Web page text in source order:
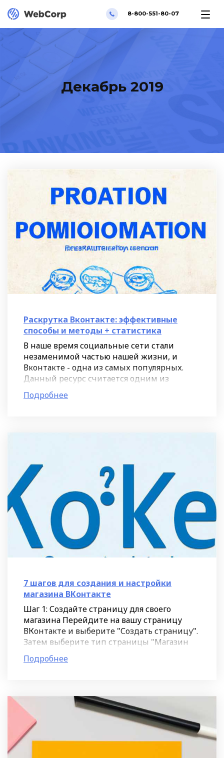
8-800-551-80-07
Декабрь 2019
Раскрутка Вконтакте: эффективные
способы и методы + статистика
В наше время социальные сети стали
незаменимой частью нашей жизни, и
Вконтакте - одна из самых популярных.
Данный ресурс считается одним из
наиболее эффективных инструментов для
раскрутки страницы, группы или
Подробнее
7 шагов для создания и настройки
магазина ВКонтакте
Шаг 1: Создайте страницу для своего
магазина Перейдите на вашу страницу
ВКонтакте и выберите "Создать страницу".
Затем выберите тип страницы "Магазин
товаров". Это позволит вам настраивать
функции для продажи ваших
Подробнее